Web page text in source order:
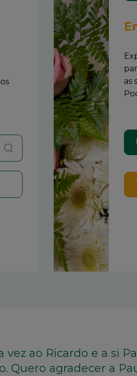
vez ao Ricardo e a si
Quero agradecer a